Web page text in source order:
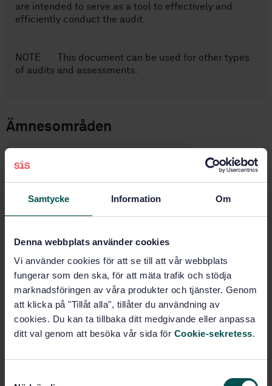
Samtycke Information Om
Denna webbplats använder cookies
Vi använder cookies för att se till att vår webbplats
fungerar som den ska, för att mäta trafik och stödja
marknadsföringen av våra produkter och tjänster. Genom
att klicka på "Tillåt alla", tillåter du användning av
cookies. Du kan ta tillbaka ditt medgivande eller anpassa
ditt val genom att besöka vår sida för Cookie-sekretess.
are intended to serve as a tool to effectively and
efficiently conduct the audit.
NOTE This document can be used for other types
of audits and assessments.
Ämnesområden
företagscertifiering, försäkran
om överenskommelse (03.120.20)
Certifiering, ackreditering och
Köp denna standard
STANDARD
TEKNISKA SPECIFIKATIONER· SIS-ISO/IEC TS 17012:2024
Bedömning av överensstämmelse – Riktlinjer för